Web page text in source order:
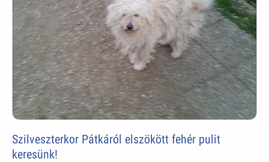
Szilveszterkor Pátkáról elszökött fehér pulit
keresünk!